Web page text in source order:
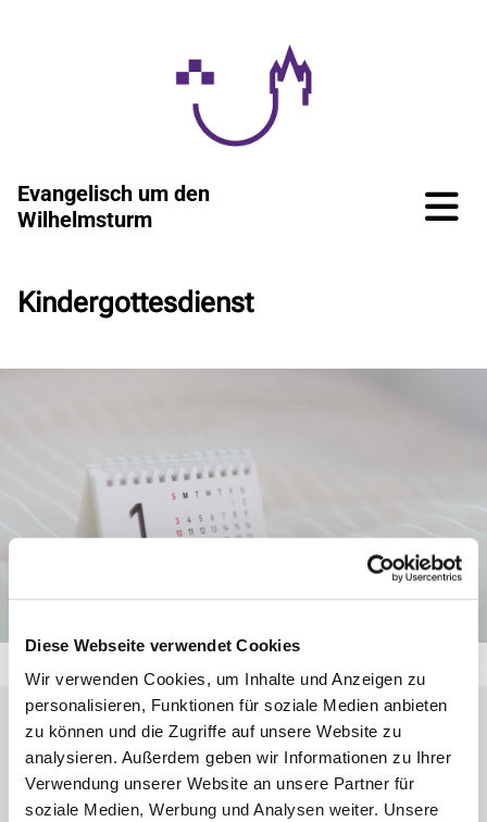
Diese Webseite verwendet Cookies
Wir verwenden Cookies, um Inhalte und Anzeigen zu
personalisieren, Funktionen für soziale Medien anbieten
zu können und die Zugriffe auf unsere Website zu
analysieren. Außerdem geben wir Informationen zu Ihrer
Verwendung unserer Website an unsere Partner für
soziale Medien, Werbung und Analysen weiter. Unsere
Evangelisch um den
Wilhelmsturm
Kindergottesdienst
Sonntag, 2. August 2026, 10:00 Uhr
Oberscheld, Hans-König-Weg 10, 35688